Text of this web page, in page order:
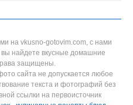
на vkusno-gotovim.com, с нами
вы найдете вкусные домашние
защищены.
сайта не допускается любое
текста и фотографий без
ссылки на первоисточник